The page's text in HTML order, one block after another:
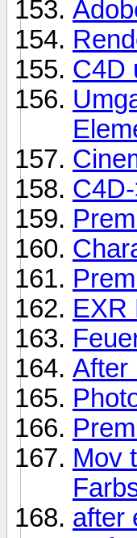
C4D
EXR
After
Mov
after